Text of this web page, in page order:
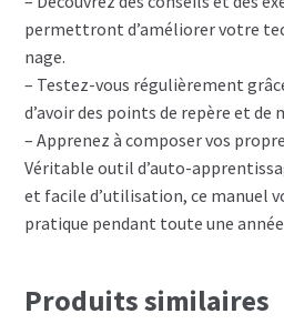
permettront d’améliorer votre
nage.
– Testez-vous régulièrement
d’avoir des points de repère et de
– Apprenez à composer vos
Véritable outil d’auto-
et facile d’utilisation, ce manuel
pratique pendant toute une
Produits similaires